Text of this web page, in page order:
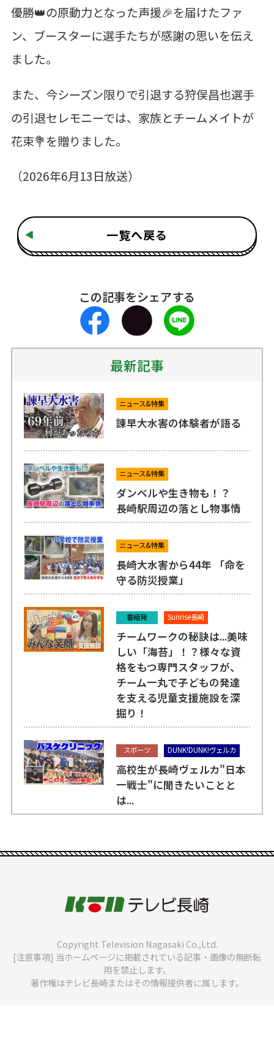
優勝👑の原動力となった声援🎉を届けたファ
ン、ブースターに選手たちが感謝の思いを伝え
ました。
また、今シーズン限りで引退する狩俣昌也選手
の引退セレモニーでは、家族とチームメイトが
花束💐を贈りました。
（2026年6月13日放送）
一覧へ戻る
この記事をシェアする
最新記事
ニュース&特集
諫早大水害の体験者が語る
ニュース&特集
ダンベルや生き物も！？
長崎駅周辺の落とし物事情
ニュース&特集
長崎大水害から44年 「命を
守る防災授業」
番組発 Sunrise長崎
チームワークの秘訣は...美味
しい「海苔」！？様々な資
格をもつ専門スタッフが、
チーム一丸で子どもの発達
を支える児童支援施設を深
掘り！
スポーツ DUNK!DUNK!ヴェルカ
高校生が長崎ヴェルカ"日本
一戦士"に聞きたいことと
は...
Copyright Television Nagasaki Co.,Ltd.
[注意事項] 当ホームページに掲載されている記事・画像の無断転
用を禁止します。
著作権はテレビ長崎またはその情報提供者に属します。